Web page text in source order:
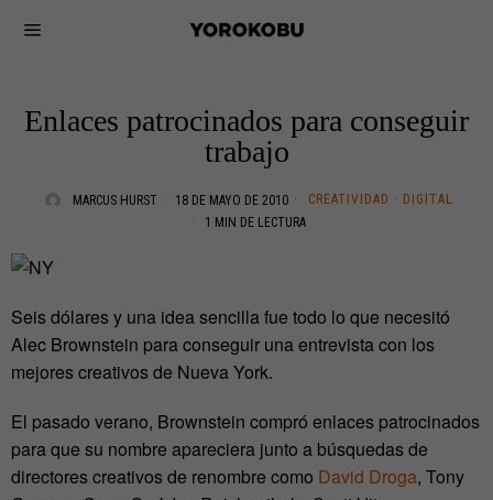
Enlaces patrocinados para conseguir
trabajo
MARCUS HURST 18 DE MAYO DE 2010 CREATIVIDAD · DIGITAL
1 MIN DE LECTURA
Seis dólares y una idea sencilla fue todo lo que necesitó
Alec Brownstein para conseguir una entrevista con los
mejores creativos de Nueva York.
El pasado verano, Brownstein compró enlaces patrocinados
para que su nombre apareciera junto a búsquedas de
directores creativos de renombre como David Droga, Tony